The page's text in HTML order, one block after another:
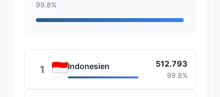
99.8%
1 Indonesien 512.793
99.8%